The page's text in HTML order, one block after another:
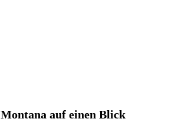
auf einen Blick